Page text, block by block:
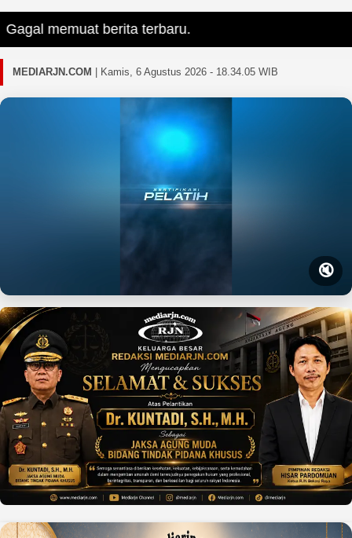
memuat berita terbaru.
MEDIARJN.COM Kamis, 6 Agustus 2026 - 18.34.06 WIB
🔇